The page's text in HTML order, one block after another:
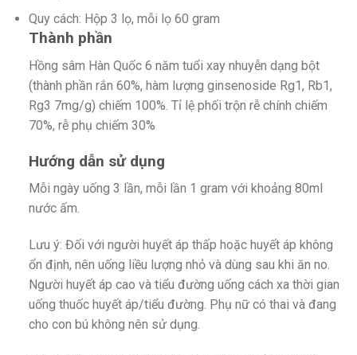
Quy cách: Hộp 3 lọ, mỗi lọ 60 gram
Thành phần
Hồng sâm Hàn Quốc 6 năm tuổi xay nhuyễn dạng bột
(thành phần rắn 60%, hàm lượng ginsenoside Rg1, Rb1,
Rg3 7mg/g) chiếm 100%. Tỉ lệ phối trộn rễ chính chiếm
70%, rễ phụ chiếm 30%
Hướng dẫn sử dụng
Mỗi ngày uống 3 lần, mỗi lần 1 gram với khoảng 80ml
nước ấm.
Lưu ý: Đối với người huyết áp thấp hoặc huyết áp không
ổn định, nên uống liều lượng nhỏ và dùng sau khi ăn no.
Người huyết áp cao và tiểu đường uống cách xa thời gian
uống thuốc huyết áp/tiểu đường. Phụ nữ có thai và đang
cho con bú không nên sử dụng.